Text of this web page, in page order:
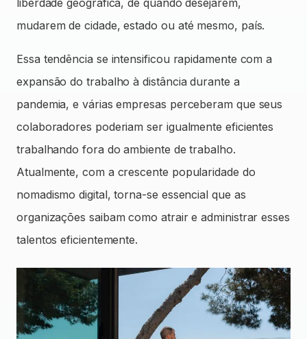
liberdade geográfica, de quando desejarem,
mudarem de cidade, estado ou até mesmo, país.
Essa tendência se intensificou rapidamente com a
expansão do trabalho à distância durante a
pandemia, e várias empresas perceberam que seus
colaboradores poderiam ser igualmente eficientes
trabalhando fora do ambiente de trabalho.
Atualmente, com a crescente popularidade do
nomadismo digital, torna-se essencial que as
organizações saibam como atrair e administrar esses
talentos eficientemente.